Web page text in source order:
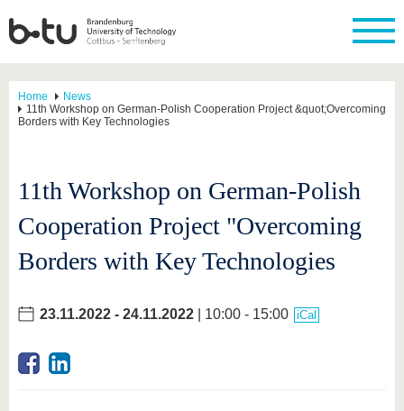
Home
News
11th Workshop on German-Polish Cooperation Project &quot;Overcoming
Borders with Key Technologies
11th Workshop on German-Polish
Cooperation Project "Overcoming
Borders with Key Technologies
23.11.2022 - 24.11.2022 | 10:00 - 15:00 iCal